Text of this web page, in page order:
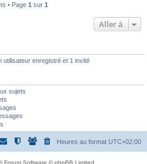
• Page 1 sur 1
Aller à
utilisateur enregistré et 1 invité
sujets
Heures au format UTC+02:00
Forum Software © phpBB Limited